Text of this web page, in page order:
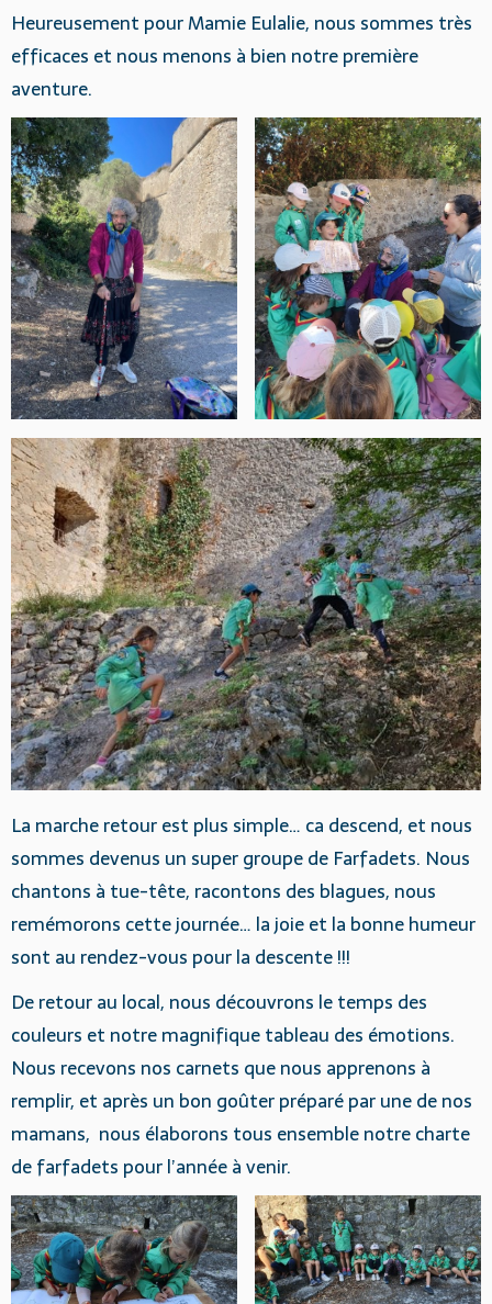
Heureusement pour Mamie Eulalie, nous sommes très
efficaces et nous menons à bien notre première
aventure.
La marche retour est plus simple… ca descend, et nous
sommes devenus un super groupe de Farfadets. Nous
chantons à tue-tête, racontons des blagues, nous
remémorons cette journée… la joie et la bonne humeur
sont au rendez-vous pour la descente !!!
De retour au local, nous découvrons le temps des
couleurs et notre magnifique tableau des émotions.
Nous recevons nos carnets que nous apprenons à
remplir, et après un bon goûter préparé par une de nos
mamans, nous élaborons tous ensemble notre charte
de farfadets pour l’année à venir.